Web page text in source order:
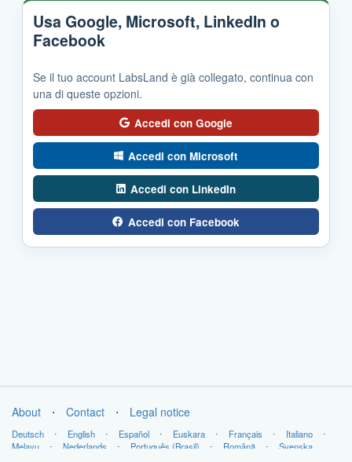
Usa Google, Microsoft, LinkedIn o
Facebook
Se il tuo account LabsLand è già collegato, continua con
una di queste opzioni.
Accedi con Google
Accedi con Microsoft
Accedi con LinkedIn
Accedi con Facebook
About ⋅ Contact ⋅ Legal notice
Deutsch ⋅ English ⋅ Español ⋅ Euskara ⋅ Français ⋅ Italiano
⋅
Melayu
⋅ Nederlands ⋅ Português (Brasil) ⋅ Română ⋅ Svenska